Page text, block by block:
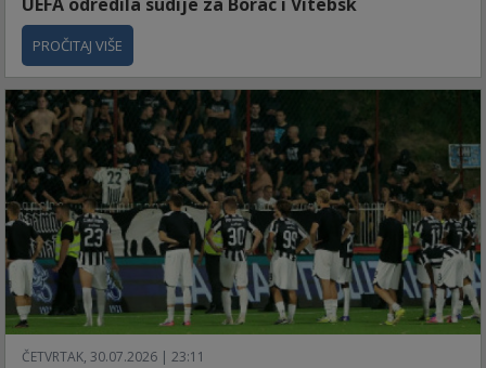
PROČITAJ VIŠE
ČETVRTAK, 30.07.2026 | 23:11